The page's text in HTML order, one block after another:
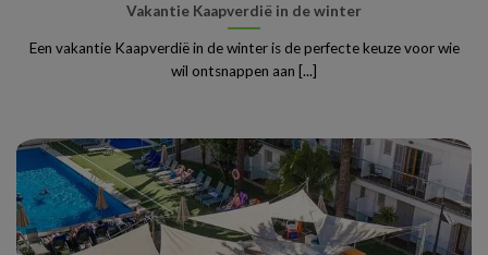
Vakantie Kaapverdië in de winter
Een vakantie Kaapverdië in de winter is de perfecte keuze voor wie
wil ontsnappen aan [...]